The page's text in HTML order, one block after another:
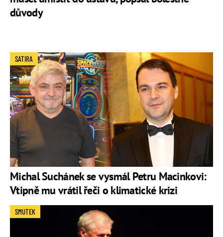
důvody
Michal Suchánek se vysmál Petru Macinkovi:
Vtipně mu vrátil řeči o klimatické krizi
SATIRA
SMUTEK